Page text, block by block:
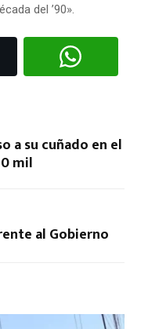
del ’90».
a su cuñado en el
mil
al Gobierno